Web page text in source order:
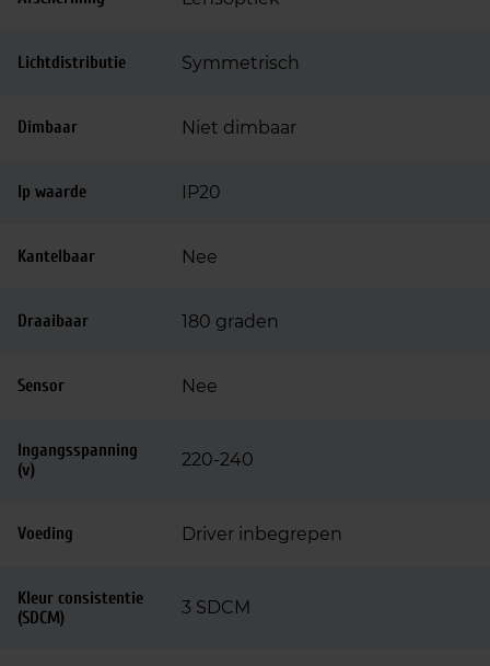
Lichtdistributie Symmetrisch
Dimbaar Niet dimbaar
Ip waarde IP20
Kantelbaar Nee
Draaibaar 180 graden
Sensor Nee
Ingangsspanning
(v)
220-240
Voeding Driver inbegrepen
Kleur consistentie
(SDCM)
3 SDCM